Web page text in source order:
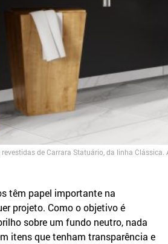
de Carrara Statuário, da linha
têm papel importante na
projeto. Como o objetivo é
sobre um fundo neutro, nada
itens que tenham transparência e